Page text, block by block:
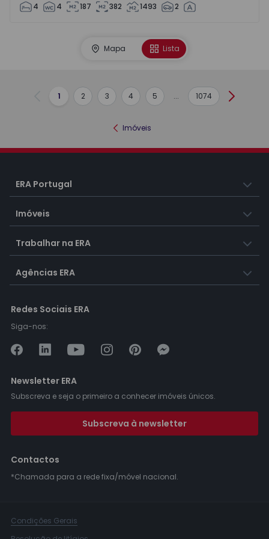
4 4 187 382 1493 2
Mapa Lista
Anterior
1 2 3 4 5 ... 1074
Imóveis
ERA Portugal
Imóveis
Trabalhar na ERA
Agências ERA
Redes Sociais ERA
Siga-nos:
Newsletter ERA
Subscreva e seja o primeiro a conhecer imóveis únicos.
Subscreva à newsletter
Contactos
*Chamada para a rede fixa/móvel nacional.
Condições Gerais